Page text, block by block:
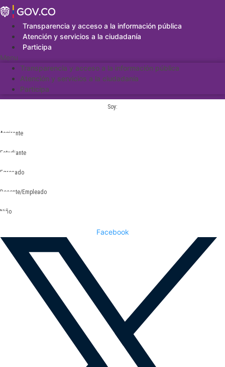
Saltar
al
contenidoTransparencia y acceso a la información pública
Atención y servicios a la ciudadanía
Participa
Menu
Transparencia y acceso a la información pública
Atención y servicios a la ciudadanía
Participa
Soy:
Aspirante
Estudiante
Egresado
Docente/Empleado
Niño
Facebook